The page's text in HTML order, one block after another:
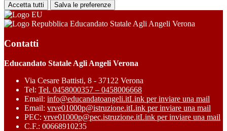
Accetta tutti Salva le preferenze
Educandato Statale Agli Angeli Verona
Contatti
Educandato Statale Agli Angeli Verona
Via Cesare Battisti, 8 - 37122 Verona
Tel: Tel. 0458000357 – 0458006668
Email: info@educandatoangeli.itLink per inviare una mail
Email: vrve01000p@istruzione.itLink per inviare una mail
PEC: vrve01000p@pec.istruzione.itLink per inviare una mail
C.F.: 00668910235